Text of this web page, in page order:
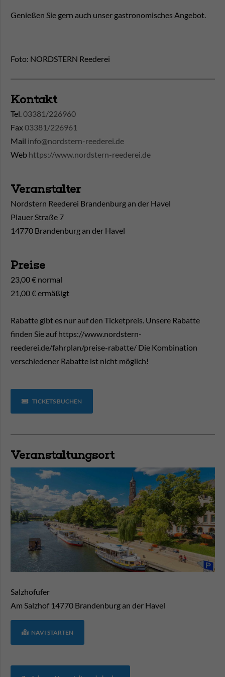
Genießen Sie gern auch unser gastronomisches Angebot.
Foto: NORDSTERN Reederei
Kontakt
Tel.03381/226960
Fax03381/226961
Mail info@nordstern-reederei.de
Web https://www.nordstern-reederei.de
Veranstalter
Nordstern Reederei Brandenburg an der Havel
Plauer Straße 7
14770 Brandenburg an der Havel
Preise
23,00 € normal
21,00 € ermäßigt
Rabatte gibt es nur auf den Ticketpreis. Unsere Rabatte
finden Sie auf https://www.nordstern-
reederei.de/fahrplan/preise-rabatte/ Die Kombination
verschiedener Rabatte ist nicht möglich!
TICKETS BUCHEN
Veranstaltungsort
Salzhofufer
Am Salzhof 14770 Brandenburg an der Havel
NAVI STARTEN